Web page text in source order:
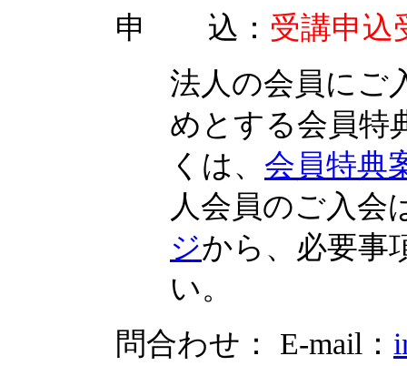
申 込： 受講申込
法人の会員にご
めとする会員特
くは、 会員特典
人会員のご入会
ジから、必要事
い。
問合わせ： E-mail：